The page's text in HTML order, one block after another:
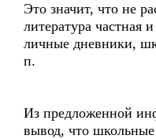
Это значит, что не
литература частная
личные дневники,
п.
Из предложенной
вывод, что